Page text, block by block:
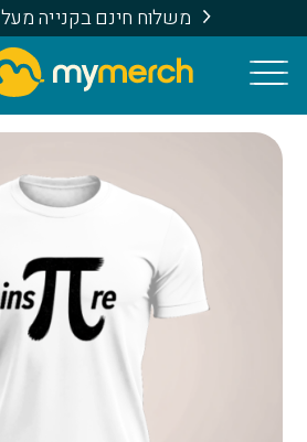
משלוח חינם בקנייה מעל 250 ש״ח